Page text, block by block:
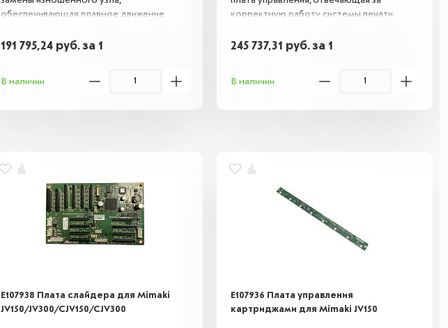
обеспечивающая плавное движение
модели TS300P, восстанавливает
решение для профессионального
191 795,24 руб.за 1
В наличии
корректную работу системы печати.
компонентами принтера, предотвращая
моделями.
245 737,31 руб.за 1
В наличии
E107938 Плата слайдера для Mimaki
JV150/JV300/CJV150/CJV300
E107936 Плата управления
картриджами для Mimaki JV150